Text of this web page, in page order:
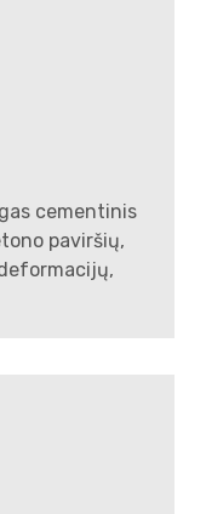
cementinis
paviršių,